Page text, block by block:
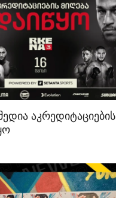
აკრედიტაციების